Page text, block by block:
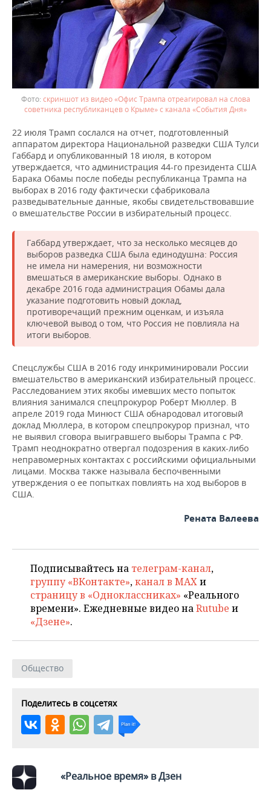
скриншот из видео «Офис Трампа отреагировал на слова
советника республиканцев о Крыме» с канала «События Дня»
22 июля Трамп сослался на отчет, подготовленный
аппаратом директора Национальной разведки США Тулси
Габбард и опубликованный 18 июля, в котором
утверждается, что администрация 44-го президента США
Барака Обамы после победы республиканца Трампа на
выборах в 2016 году фактически сфабриковала
разведывательные данные, якобы свидетельствовавшие
о вмешательстве России в избирательный процесс.
Габбард утверждает, что за несколько месяцев до
выборов разведка США была единодушна: Россия
не имела ни намерения, ни возможности
вмешаться в американские выборы. Однако в
декабре 2016 года администрация Обамы дала
указание подготовить новый доклад,
противоречащий прежним оценкам, и изъяла
ключевой вывод о том, что Россия не повлияла на
итоги выборов.
Спецслужбы США в 2016 году инкриминировали России
вмешательство в американский избирательный процесс.
Расследованием этих якобы имевших место попыток
влияния занимался спецпрокурор Роберт Мюллер. В
апреле 2019 года Минюст США обнародовал итоговый
доклад Мюллера, в котором спецпрокурор признал, что
не выявил сговора выигравшего выборы Трампа с РФ.
Трамп неоднократно отвергал подозрения в каких-либо
неправомерных контактах с российскими официальными
лицами. Москва также называла беспочвенными
утверждения о ее попытках повлиять на ход выборов в
США.
Рената Валеева
Подписывайтесь на телеграм-канал,
группу «ВКонтакте»,канал в MAXи
страницу в «Одноклассниках» «Реального
времени». Ежедневные видео наRutube и
«Дзене».
Общество
Поделитесь в соцсетях
«Реальное время» в Дзен